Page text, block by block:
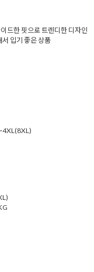
드한 핏으로 트렌디한 디자인
입기 좋은 상품